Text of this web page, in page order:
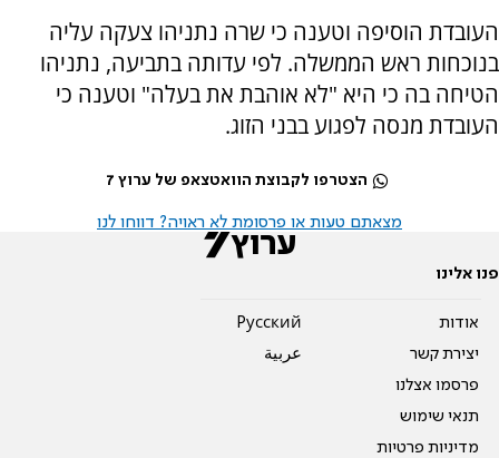
העובדת הוסיפה וטענה כי שרה נתניהו צעקה עליה
בנוכחות ראש הממשלה. לפי עדותה בתביעה, נתניהו
הטיחה בה כי היא "לא אוהבת את בעלה" וטענה כי
העובדת מנסה לפגוע בבני הזוג.
הצטרפו לקבוצת הוואטצאפ של ערוץ 7
מצאתם טעות או פרסומת לא ראויה? דווחו לנו
פנו אלינו
אודות
יצירת קשר
פרסמו אצלנו
תנאי שימוש
מדיניות פרטיות
Pусский
عربية